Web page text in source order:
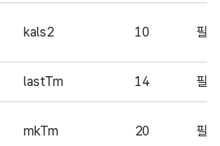
kals2 10 필
lastTm 14 필
mkTm 20 필